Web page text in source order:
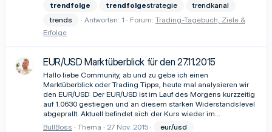
trendfolge
trendfolgestrategie
trendkanal
trends
Antworten: 1 Forum: Trading-Tagebuch, Ziele &
Erfolge
EUR/USD Marktüberblick für den 27.11.2015
Hallo liebe Community, ab und zu gebe ich einen
Marktüberblick oder Trading Tipps, heute mal analysieren wir
den EUR/USD: Der EUR/USD ist im Lauf des Morgens kurzzeitig
auf 1.0630 gestiegen und an diesem starken Widerstandslevel
abgeprallt. Aktuell befindet sich der Kurs wieder im...
BullBoss
Thema 27 Nov. 2015
eur/usd